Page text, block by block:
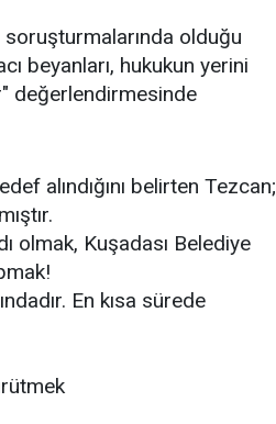
olduğu
beyanları, hukukun yerini
değerlendirmesinde
alındığını belirten Tezcan;
olmak, Kuşadası Belediye
En kısa sürede